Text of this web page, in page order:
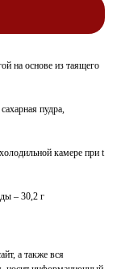
на основе из таящего
пудра,
камере при t
– 30,2 г
а также вся